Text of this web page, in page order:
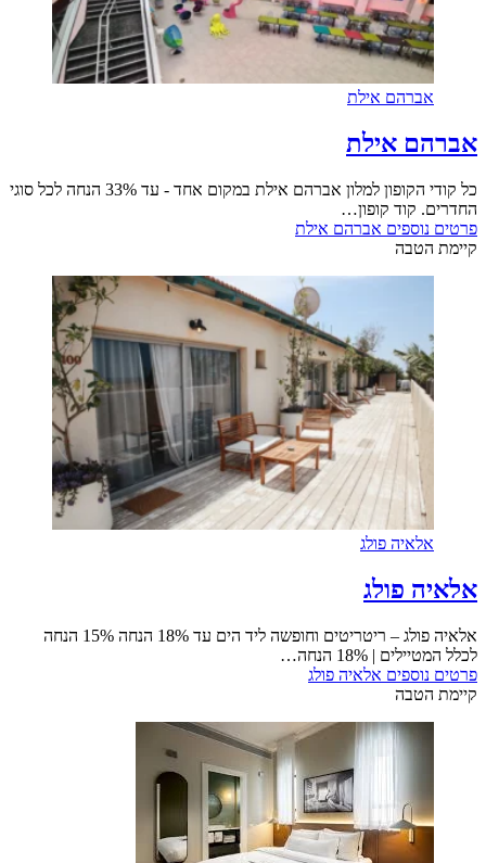
אברהם אילת
אברהם אילת
כל קודי הקופון למלון אברהם אילת במקום אחד - עד 33% הנחה לכל סוגי
החדרים. קוד קופון…
פרטים נוספים אברהם אילת
קיימת הטבה
אלאיה פולג
אלאיה פולג
אלאיה פולג – ריטריטים וחופשה ליד הים עד 18% הנחה 15% הנחה
לכלל המטיילים | 18% הנחה…
פרטים נוספים אלאיה פולג
קיימת הטבה